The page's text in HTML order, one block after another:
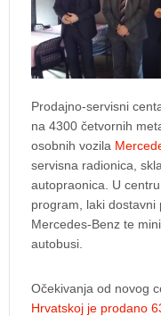
Prodajno-servisni
na 4300 četvornih
osobnih vozila
servisna radionica,
autopraonica. U
program, laki
Mercedes-Benz te
autobusi.
Očekivanja od novog
Hrvatskoj je prodano